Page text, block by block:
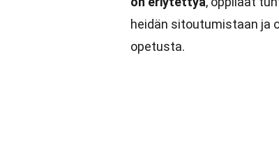
heidän sitoutumistaan ja
opetusta.